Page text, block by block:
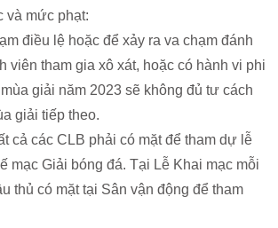
mức phạt:
điều lệ hoặc để xảy ra va chạm đánh
viên tham gia xô xát, hoặc có hành vi phi
giải năm 2023 sẽ không đủ tư cách
giải tiếp theo.
cả các CLB phải có mặt để tham dự lễ
mạc Giải bóng đá. Tại Lễ Khai mạc mỗi
thủ có mặt tại Sân vận động để tham